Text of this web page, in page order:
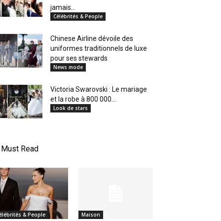
jamais...
Célébrités & People
Chinese Airline dévoile des
uniformes traditionnels de luxe
pour ses stewards
News mode
Victoria Swarovski : Le mariage
et la robe à 800 000...
Look de stars
Must Read
& People Maison